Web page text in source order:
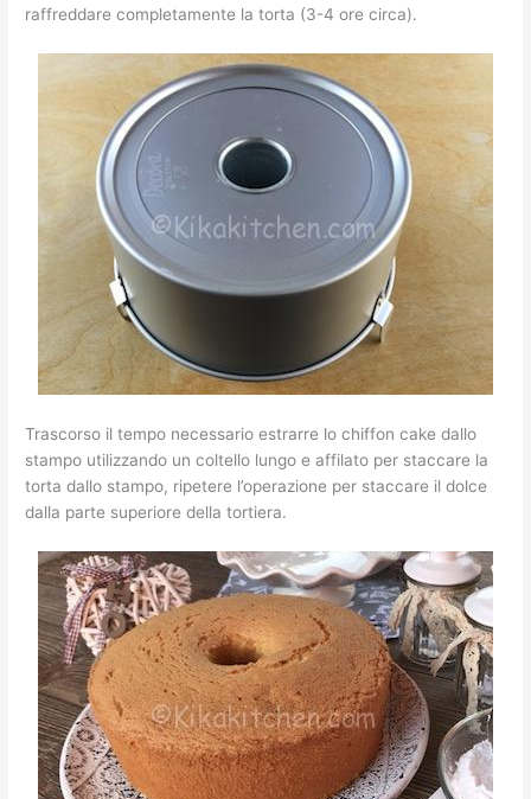
raffreddare completamente la torta (3-4 ore circa).
Trascorso il tempo necessario estrarre lo chiffon cake dallo
stampo utilizzando un coltello lungo e affilato per staccare la
torta dallo stampo, ripetere l’operazione per staccare il dolce
dalla parte superiore della tortiera.